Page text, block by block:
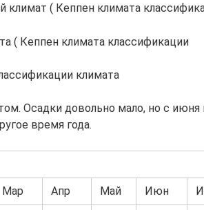
( Кеппен климата
( Кеппен климата классификации
климата
Осадки довольно мало, но с июня
время года.
Мар Апр Май Июн